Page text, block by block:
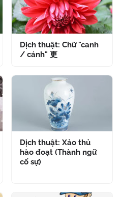
Dịch thuật: Chữ "canh
/ cánh" 更
Dịch thuật: Xảo thủ
hào đoạt (Thành ngữ
cố sự)